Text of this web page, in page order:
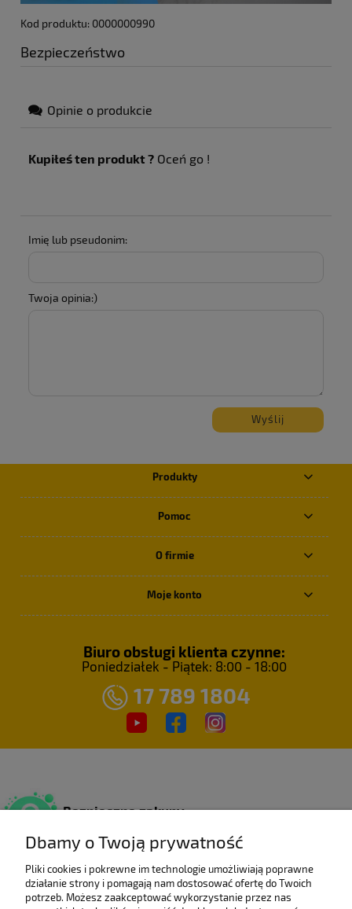
Kod produktu: 0000000990
Bezpieczeństwo
Opinie o produkcie
Kupiłeś ten produkt ? Oceń go !
Imię lub pseudonim:
Twoja opinia:)
Wyślij
Produkty
Pomoc
O firmie
Moje konto
Biuro obsługi klienta czynne:
Poniedziałek - Piątek: 8:00 - 18:00
17 789 1804
Bezpieczne zakupy
Wieloletni laureat
Dbamy o Twoją prywatność
Pliki cookies i pokrewne im technologie umożliwiają poprawne
działanie strony i pomagają nam dostosować ofertę do Twoich
potrzeb. Możesz zaakceptować wykorzystanie przez nas